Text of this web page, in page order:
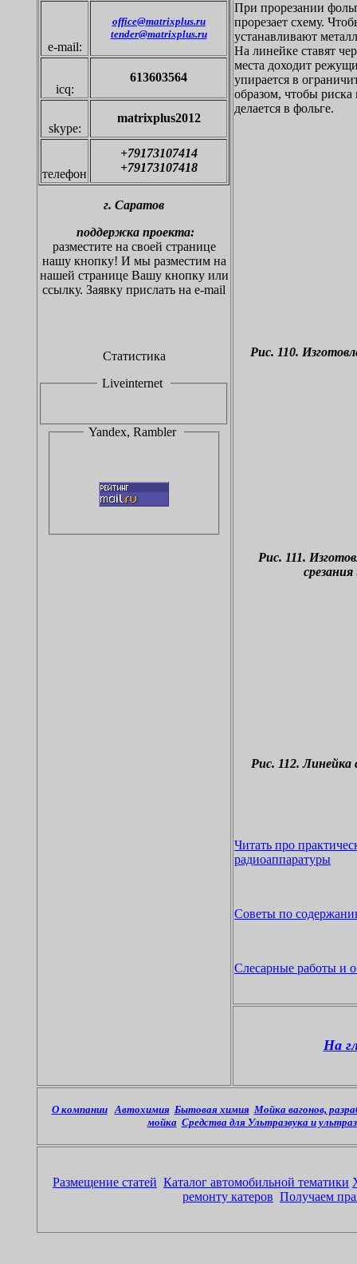
e-mail:
office@matrixplus.ru
tender@matrixplus.ru
icq:
613603564
skype:
matrixplus2012
телефон
+79173107414
+79173107418
г. Саратов
поддержка проекта:
разместите на своей странице
нашу кнопку! И мы разместим на
нашей странице Вашу кнопку или
ссылку. Заявку прислать на e-mail
Статистика
Liveinternet
Yandex, Rambler
При прорезании
прорезает схему.
устанавливают
На линейке ставят
места доходит
упирается в
образом, чтобы риска
делается в фольге.
Рис. 110.
Рис. 111.
Рис. 112. Линейка
Читать про
радиоаппаратуры
Советы по
Слесарные работы и
На
О компании Автохимия Бытовая химия Мойка вагонов,
мойка Средства для Ультразвука и
Размещение статей Каталог автомобильной тематики
ремонту катеров Получаем